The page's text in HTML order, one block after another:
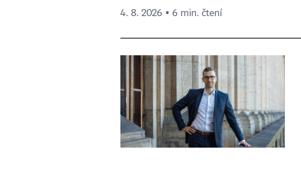
4. 8. 2026 ▪ 6 min. čtení